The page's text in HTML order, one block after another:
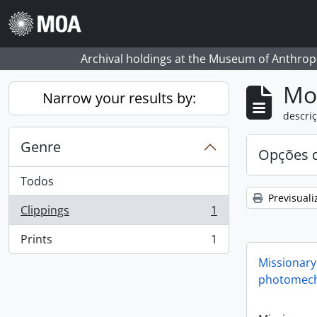
Skip to main content
Archival holdings at the Museum of
Narrow your results by:
Genre
Todos
Clippings
, 1 resultados
1
Prints
, 1 resultados 1
Opções